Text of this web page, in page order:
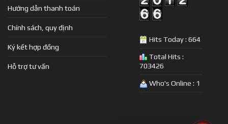
Hướng dẫn thanh toán
Chính sách, quy định
Ký kết hợp đồng
Hỗ trợ tư vấn
Hits Today : 664
Total Hits :
703426
Who's Online : 1